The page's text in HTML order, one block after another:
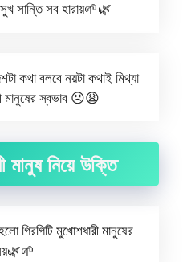
সান্তি সব হারায়🌱🌿
কথা বলবে নয়টা কথাই মিথ্যা
মানুষের স্বভাব 😣😩
মানুষ নিয়ে উক্তি
গিরগিটি মুখোশধারী মানুষের